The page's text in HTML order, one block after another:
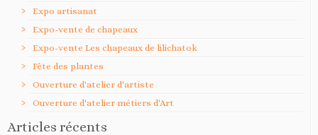
Expo artisanat
Expo-vente de chapeaux
Expo-vente Les chapeaux de lilichatok
Fête des plantes
Ouverture d'atelier d'artiste
Ouverture d'atelier métiers d'Art
Articles récents